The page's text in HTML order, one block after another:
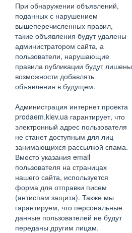
При обнаружении объявлений,
поданных с нарушением
вышеперечисленных правил,
такие объявления будут удалены
администратором сайта, а
пользователи, нарушающие
правила публикации будут лишены
возможности добавлять
объявления в будущем.
Администрация интернет проекта
prodaem.kiev.ua гарантирует, что
электронный адрес пользователя
не станет доступным для лиц
занимающихся рассылкой спама.
Вместо указания email
пользователя на страницах
нашего сайта, используется
форма для отправки писем
(антиспам защита). Также мы
гарантируем, что персональные
данные пользователей не будут
переданы другим лицам.